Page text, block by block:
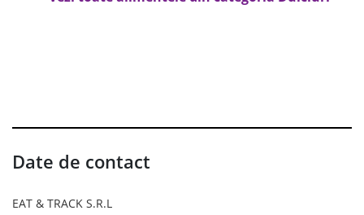
Date de contact
EAT & TRACK S.R.L